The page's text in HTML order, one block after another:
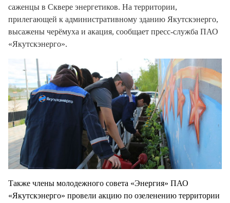
саженцы в Сквере энергетиков. На территории,
прилегающей к административному зданию Якутскэнерго,
высажены черёмуха и акация, сообщает пресс-служба ПАО
«Якутскэнерго».
Также члены молодежного совета «Энергия» ПАО
«Якутскэнерго» провели акцию по озеленению территории